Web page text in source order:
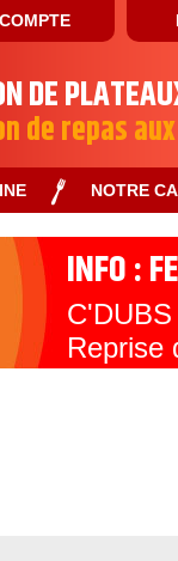
DE
de repas
NOTRE
INFO :
Reprise